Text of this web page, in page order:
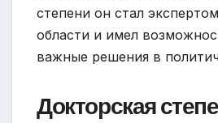
степени он стал
области и имел
важные решения в
Докторская